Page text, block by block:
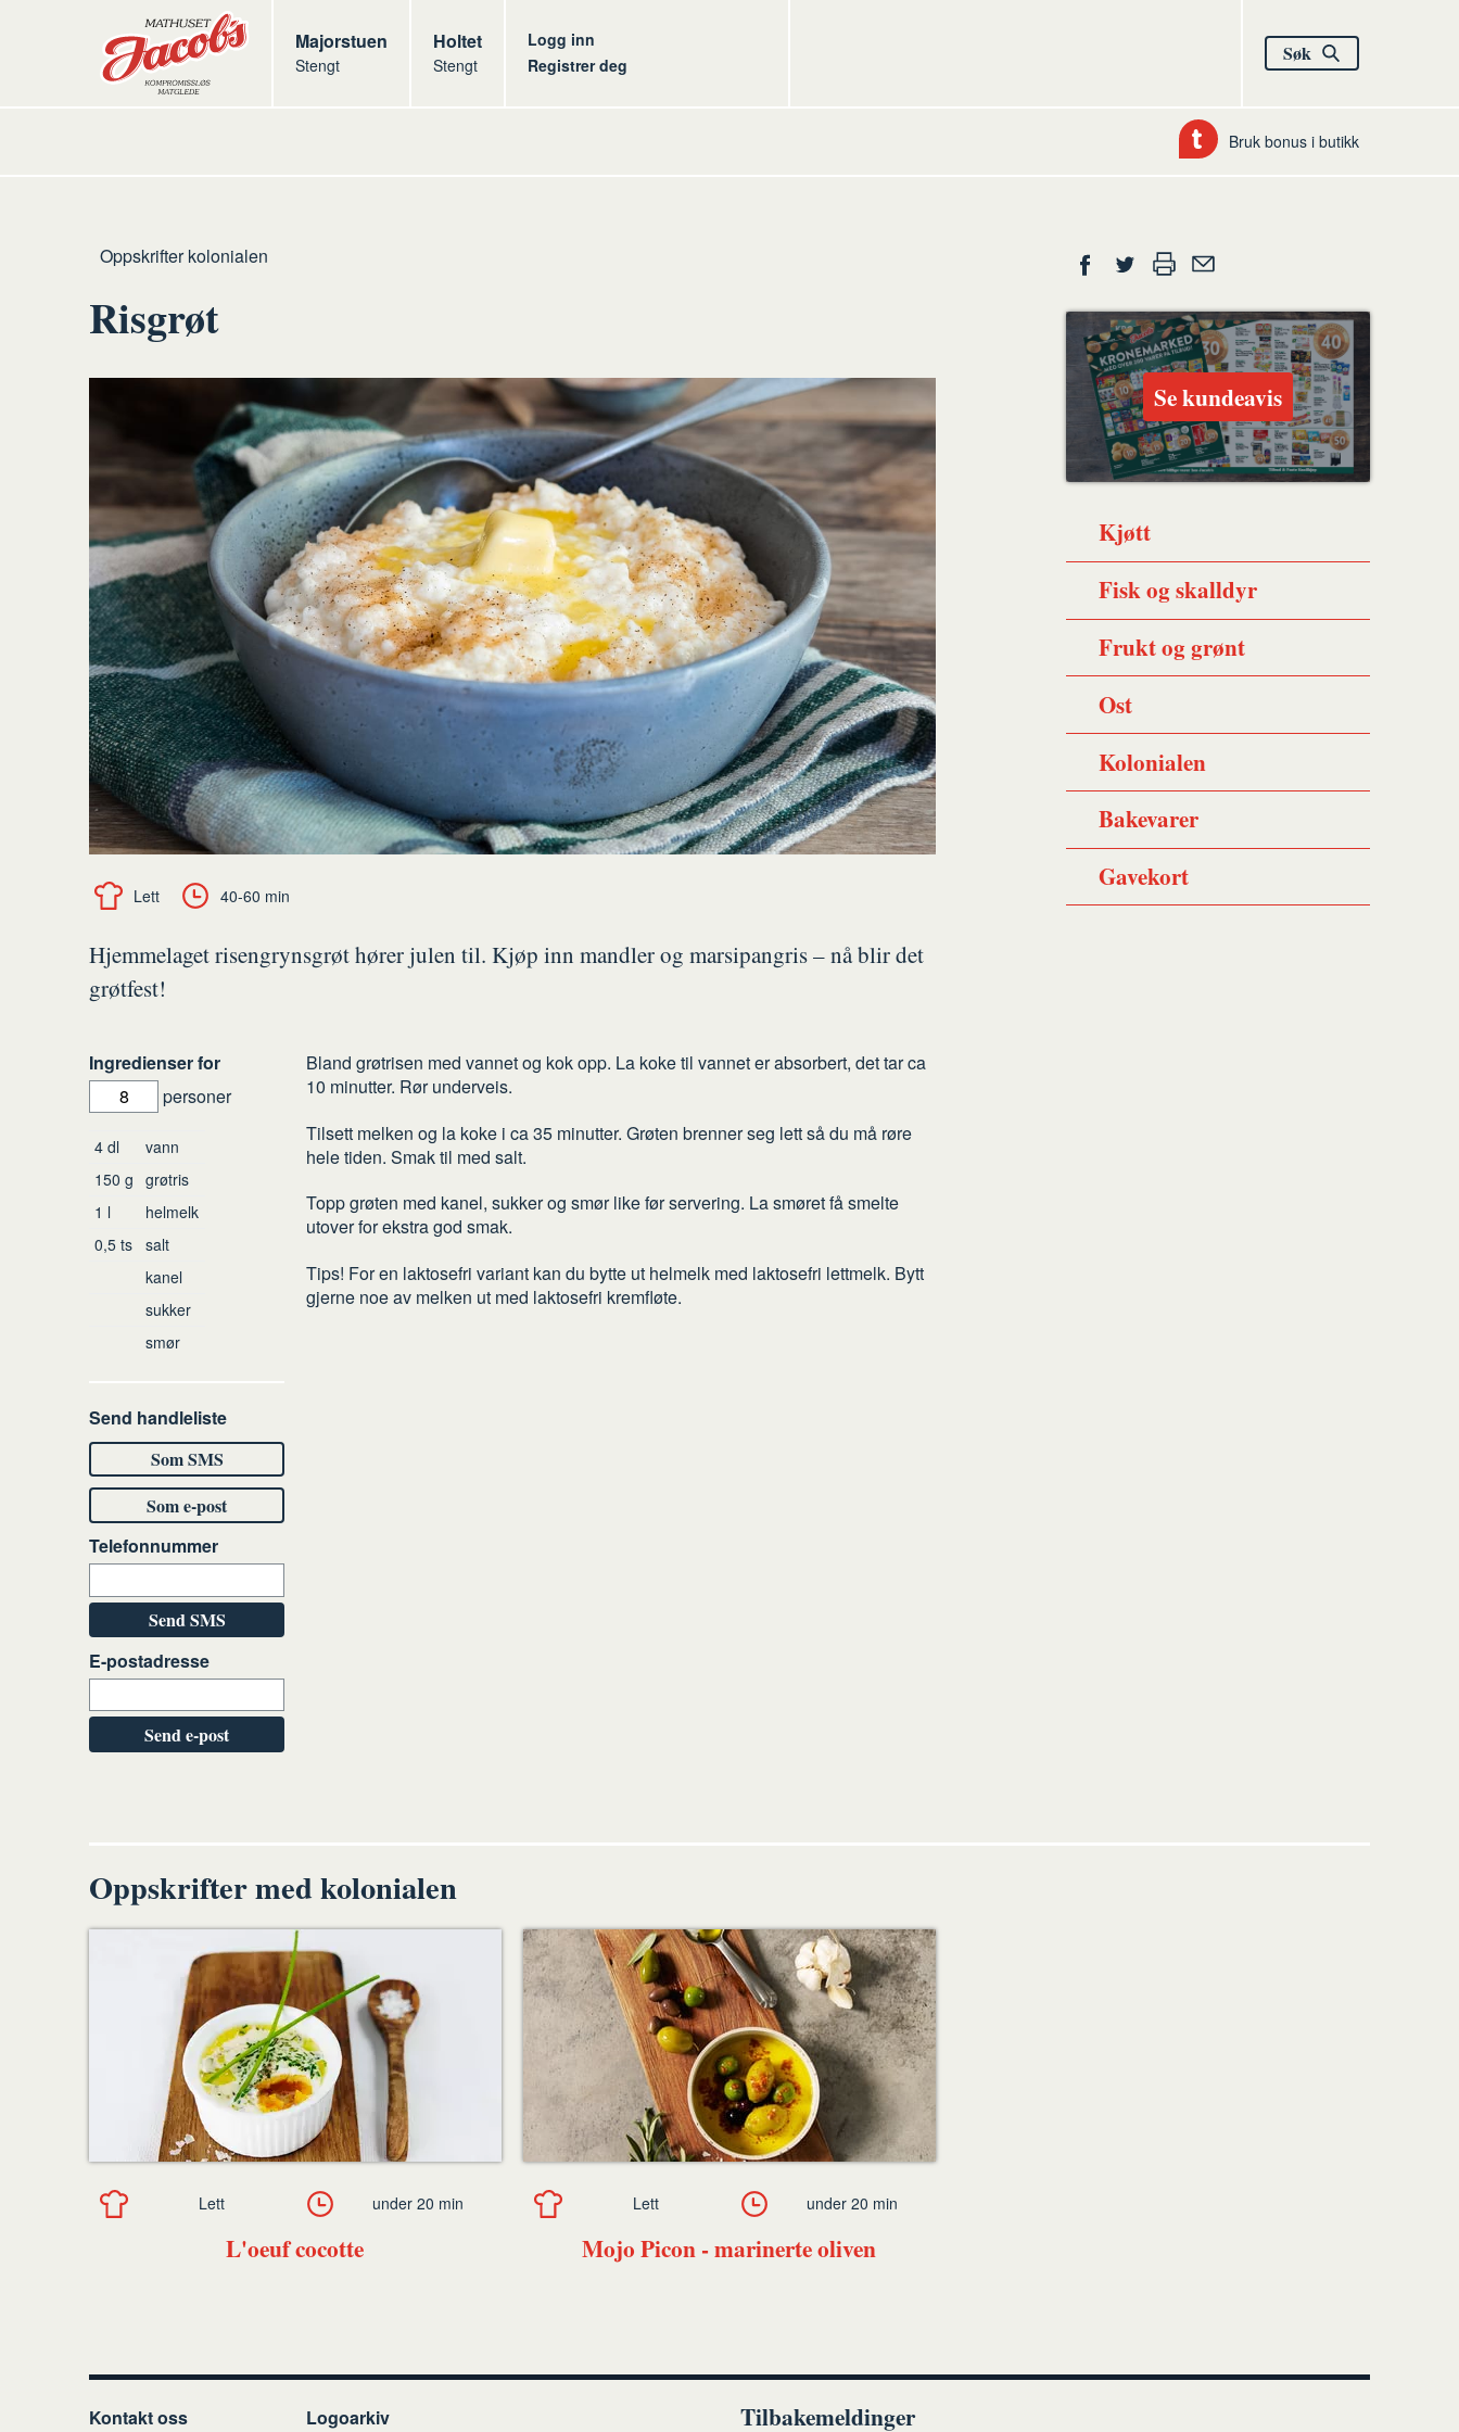
Butikker Jacobs
Majorstuen
Stengt
Jacobs
Holtet
Stengt
Logg inn
Registrer deg
Søk
Bruk bonus i butikk
Hjem
Kolonialen
Oppskrifter kolonialen
Risgrøt
Lett 40-60 min
Hjemmelaget risengrynsgrøt hører julen til. Kjøp inn mandler og marsipangris – nå blir det
grøtfest!
Ingredienser for
personer
Ingredienser
4 dl
vann
150 g
grøtris
1 l
helmelk
0,5 ts
salt
kanel
sukker
smør
Send handleliste
Som SMS
Som e-post
Telefonnummer
Send SMS
E-postadresse
Send e-post
Slik
gjør
du
Bland grøtrisen med vannet og kok opp. La koke til vannet er absorbert, det tar ca
10 minutter. Rør underveis.
Tilsett melken og la koke i ca 35 minutter. Grøten brenner seg lett så du må røre
hele tiden. Smak til med salt.
Topp grøten med kanel, sukker og smør like før servering. La smøret få smelte
utover for ekstra god smak.
Tips! For en laktosefri variant kan du bytte ut helmelk med laktosefri lettmelk. Bytt
gjerne noe av melken ut med laktosefri kremfløte.
Del
på
Facebook
på
Twitter
ut en
venn
Se kundeavis
Kjøtt
Fisk og skalldyr
Frukt og grønt
Ost
Kolonialen
Bakevarer
Gavekort
Oppskrifter med kolonialen
L'oeuf cocotte
Lett under 20 min
Mojo Picon - marinerte oliven
Lett under 20 min
Kontakt oss Logoarkiv Tilbakemeldinger